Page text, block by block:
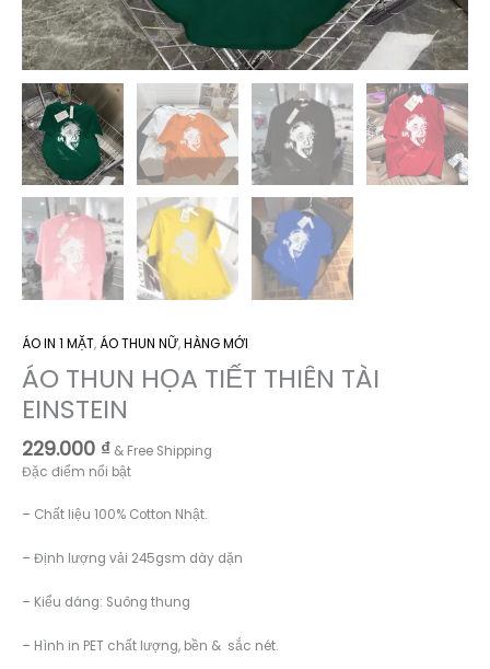
ÁO IN 1 MẶT, ÁO THUN NỮ,HÀNG MỚI
ÁO THUN HỌA TIẾT THIÊN TÀI
EINSTEIN
229.000 ₫ & Free Shipping
Đặc điểm nổi bật
– Chất liệu 100% Cotton Nhật.
– Định lượng vải 245gsm dày dặn
– Kiểu dáng: Suông thung
– Hình in PET chất lượng, bền & sắc nét.